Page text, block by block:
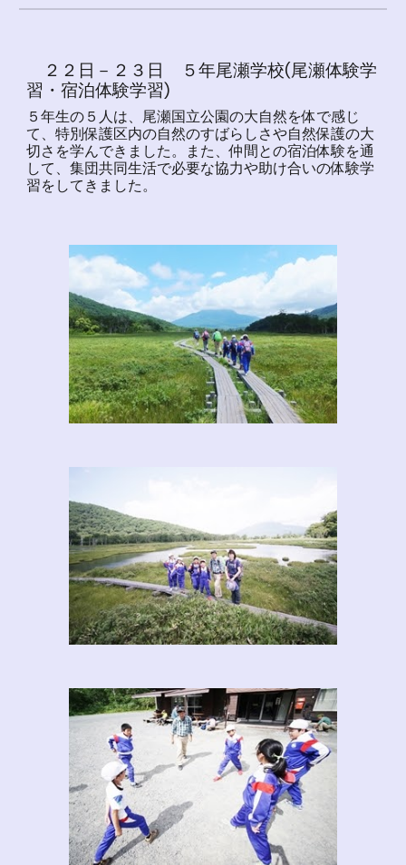
２２日－２３日 ５年尾瀬学校(尾瀬体験学
習・宿泊体験学習)
５年生の５人は、尾瀬国立公園の大自然を体で感じ
て、特別保護区内の自然のすばらしさや自然保護の大
切さを学んできました。また、仲間との宿泊体験を通
して、集団共同生活で必要な協力や助け合いの体験学
習をしてきました。